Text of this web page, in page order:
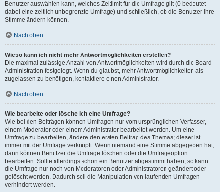
Benutzer auswählen kann, welches Zeitlimit für die Umfrage gilt (0 bedeutet
dabei eine zeitlich unbegrenzte Umfrage) und schließlich, ob die Benutzer ihre
Stimme ändern können.
Nach oben
Wieso kann ich nicht mehr Antwortmöglichkeiten erstellen?
Die maximal zulässige Anzahl von Antwortmöglichkeiten wird durch die Board-
Administration festgelegt. Wenn du glaubst, mehr Antwortmöglichkeiten als
zugelassen zu benötigen, kontaktiere einen Administrator.
Nach oben
Wie bearbeite oder lösche ich eine Umfrage?
Wie bei den Beiträgen können Umfragen nur vom ursprünglichen Verfasser,
einem Moderator oder einem Administrator bearbeitet werden. Um eine
Umfrage zu bearbeiten, ändere den ersten Beitrag des Themas; dieser ist
immer mit der Umfrage verknüpft. Wenn niemand eine Stimme abgegeben hat,
dann können Benutzer die Umfrage löschen oder die Umfrageoption
bearbeiten. Sollte allerdings schon ein Benutzer abgestimmt haben, so kann
die Umfrage nur noch von Moderatoren oder Administratoren geändert oder
gelöscht werden. Dadurch soll die Manipulation von laufenden Umfragen
verhindert werden.